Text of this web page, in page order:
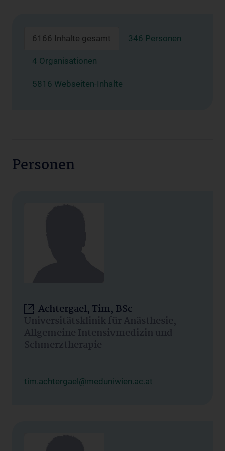
6166 Inhalte gesamt 346 Personen
4 Organisationen
5816 Webseiten-Inhalte
Personen
Achtergael, Tim, BSc
Universitätsklinik für Anästhesie,
Allgemeine Intensivmedizin und
Schmerztherapie
tim.achtergael@meduniwien.ac.at